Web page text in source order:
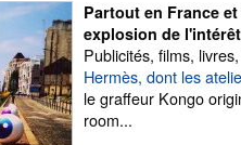
Partout en France
explosion de
Publicités, films,
Hermès, dont les
le graffeur Kongo
room...